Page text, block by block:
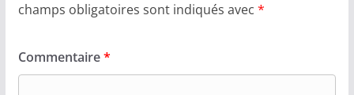
champs obligatoires sont indiqués avec *
Commentaire*